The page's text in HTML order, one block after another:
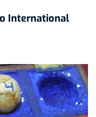
International